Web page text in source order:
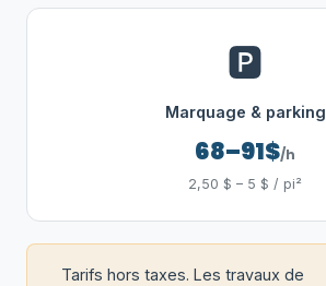
🅿️
Marquage & parking
68–91$/h
2,50 $ – 5 $ / pi²
Tarifs hors taxes. Les travaux de